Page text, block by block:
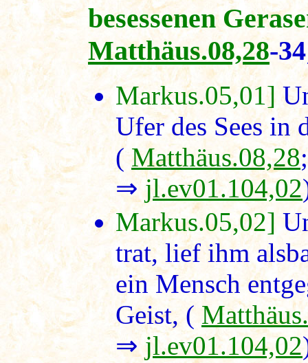
besessenen
Matthäus.08,28-
Markus.05,01]
Ufer des Sees in
(Matthäus.08,28
⇒jl.ev01.104,02
Markus.05,02]
trat, lief ihm
ein Mensch
Geist, (
⇒ jl.ev01.104,02